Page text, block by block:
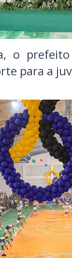
o prefeito
para a